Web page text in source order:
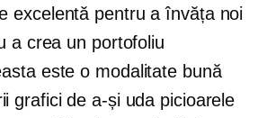
excelentă pentru a învăța noi
a crea un portofoliu
este o modalitate bună
grafici de a-și uda picioarele